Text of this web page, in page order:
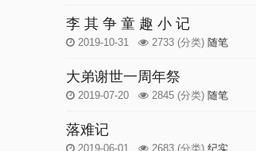
李 其 争 童 趣 小 记
2019-10-31 2733 (分类) 随笔
大弟谢世一周年祭
2019-07-20 2845 (分类) 随笔
落难记
2019-06-01 2683 (分类) 纪实